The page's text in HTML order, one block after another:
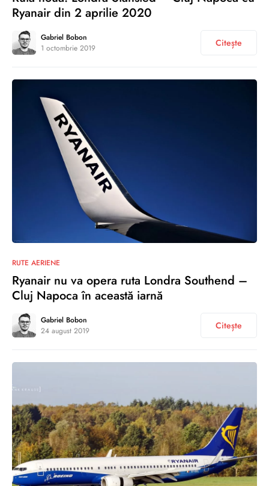
Ryanair din 2 aprilie 2020
Gabriel Bobon
1 octombrie 2019
Citește
RUTE AERIENE
Ryanair nu va opera ruta Londra Southend –
Cluj Napoca în această iarnă
Gabriel Bobon
24 august 2019
Citește